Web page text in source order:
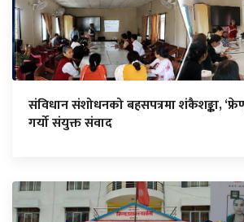
संविधान संशोधनको बहसपत्रमा शंकैशङ्का,
गर्यो संयुक्त संवाद